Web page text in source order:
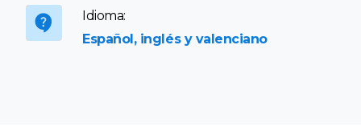
Idioma:
Español, inglés y valenciano